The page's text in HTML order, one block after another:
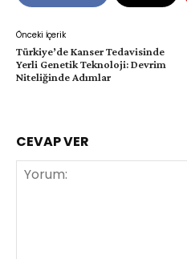
Önceki İçerik
Türkiye’de Kanser Tedavisinde
Yerli Genetik Teknoloji: Devrim
Niteliğinde Adımlar
CEVAP VER